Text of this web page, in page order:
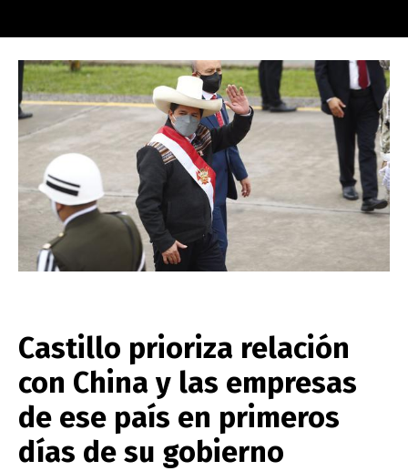
Castillo prioriza relación
con China y las empresas
de ese país en primeros
días de su gobierno